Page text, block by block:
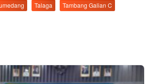
Talaga
Tambang Galian C